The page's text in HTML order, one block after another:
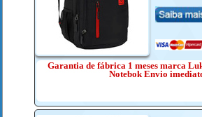
Garantia de fábrica 1 meses marca
Notebok Envio